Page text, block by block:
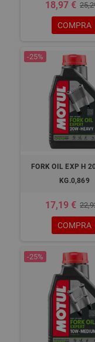
18,97 €
COMPRA
-25%
FORK OIL EXP H
KG.0,869
17,19 €
COMPRA
-25%